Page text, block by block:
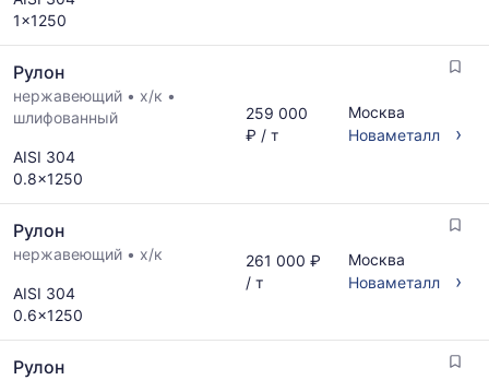
1x1250
Рулон
нержавеющий • х/к •
шлифованный
AISI 304
0.8x1250
259 000
₽ / т
Москва
Новаметалл
›
Рулон
нержавеющий • х/к
AISI 304
0.6x1250
261 000 ₽
/ т
Москва
Новаметалл
›
Рулон